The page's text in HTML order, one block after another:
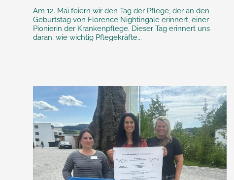
Am 12. Mai feiern wir den Tag der Pflege, der an den
Geburtstag von Florence Nightingale erinnert, einer
Pionierin der Krankenpflege. Dieser Tag erinnert uns
daran, wie wichtig Pflegekräfte...